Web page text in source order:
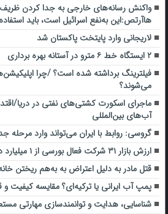
واکنش رسانه‌های خارجی به جدا کردن ظریف
هاآرتص:این به‌نفع اسرائیل است، باید
لاریجانی وارد پایتخت پاکستان شد
۲ ایستگاه خط ۶ مترو در آستانه بهره برداری
فیلترینگ برداشته شده است؟ /چرا
می‌شوند؟
ماجرای اسکورت کشتی‌های نفتی در دریا/
آب‌های بین‌المللی
گروسی: روابط با ایران می‌تواند وارد مرحله
ارزش بازار ۳۱ شرکت فعال بورسی از ۱ میلیارد دلار فراتر رفت
قتل مادر به دلیل اعتراض به به‌هم ریختن خانه
پمپ آب ایرانی یا ترکیه‌ای؟ مقایسه کیفیت و
شناسایی، هدایت و توانمندسازی مهارتی